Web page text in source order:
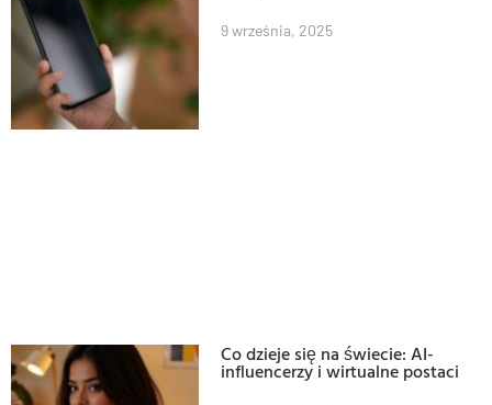
9 września, 2025
Co dzieje się na świecie: AI-
influencerzy i wirtualne postaci